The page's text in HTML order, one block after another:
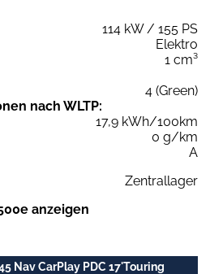
114 kW / 155 PS
Elektro
1 cm³
4 (Green)
nach WLTP:
17,9 kWh/100km
0 g/km
A
Zentrallager
anzeigen
Nav CarPlay PDC 17'Touring